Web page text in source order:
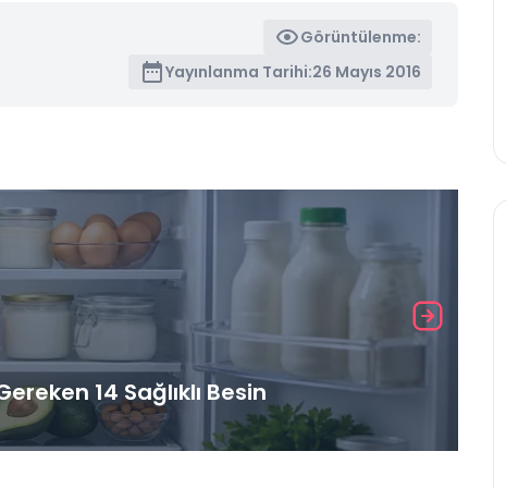
Görüntülenme:
Yayınlanma Tarihi:26 Mayıs 2016
14 Sağlıklı Besin